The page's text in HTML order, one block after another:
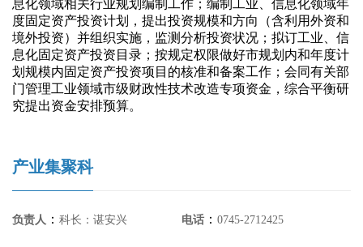
息化领域相关行业规划编制工作；编制工业、信息化领域年
度固定资产投资计划，提出投资规模和方向（含利用外资和
境外投资）并组织实施，监测分析投资状况；拟订工业、信
息化固定资产投资目录；按规定权限做好市规划内和年度计
划规模内固定资产投资项目的核准和备案工作；会同有关部
门管理工业领域市级财政性技术改造专项资金，综合平衡研
究提出资金安排预算。
产业集聚科
负责人 ： 科长：谌安兴 电话 ： 0745-2712425